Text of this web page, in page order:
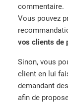
commentaire.
Vous pouvez
vos clients de
Sinon, vous
client en lui
demandant
afin de